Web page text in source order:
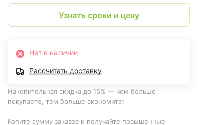
Узнать сроки и цену
Нет в наличии
Рассчитать доставку
Накопительная скидка до 15% — чем больше
покупаете, тем больше экономите!
Копите сумму заказов и получайте повышенные